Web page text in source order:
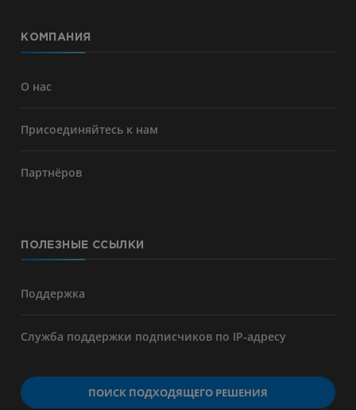
КОМПАНИЯ
О нас
Присоединяйтесь к нам
Партнёров
ПОЛЕЗНЫЕ ССЫЛКИ
Поддержка
Служба поддержки подписчиков по IP-адресу
ПОИСК ПОДХОДЯЩЕГО РЕШЕНИЯ